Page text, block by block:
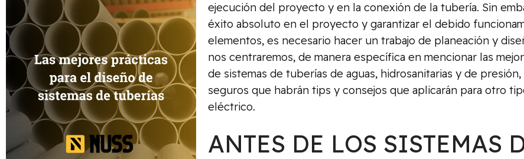
ejecución del proyecto y en la conexión de la tubería. Sin
éxito absoluto en el proyecto y garantizar el debido
elementos, es necesario hacer un trabajo de planeación y
nos centraremos, de manera específica en mencionar las
de sistemas de tuberías de aguas, hidrosanitarias y de
seguros que habrán tips y consejos que aplicarán para otro
eléctrico.
ANTES DE LOS SISTEMAS